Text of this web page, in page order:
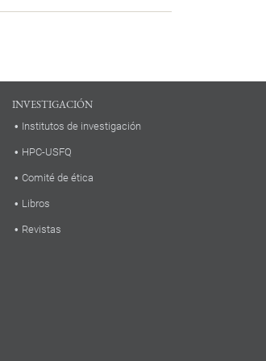
INVESTIGACIÓN
Institutos de investigación
HPC-USFQ
Comité de ética
Libros
Revistas